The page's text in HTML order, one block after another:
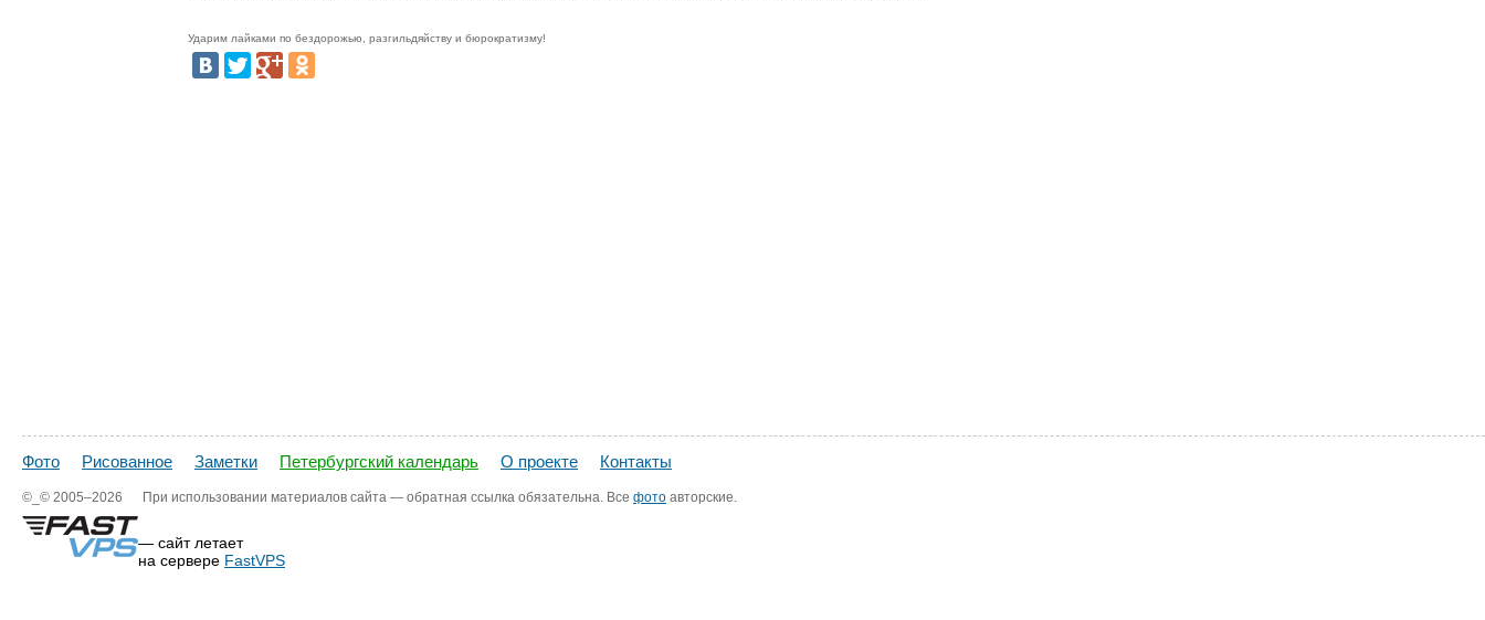
Ударим лайками по бездорожью, разгильдяйству и бюрократизму!
Фото Рисованное Заметки Петербургский календарь О проекте Контакты
©_© 2005–2026 При использовании материалов сайта — обратная ссылка обязательна. Все фото авторские.
— сайт летает
на сервере FastVPS